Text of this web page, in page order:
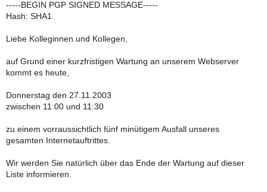
-----BEGIN PGP SIGNED MESSAGE-----
Hash: SHA1
Liebe Kolleginnen und Kollegen,
auf Grund einer kurzfristigen Wartung an unserem Webserver
kommt es heute,
Donnerstag den 27.11.2003
zwischen 11:00 und 11:30
zu einem vorraussichtlich fünf minütigem Ausfall unseres
gesamten Internetauftrittes.
Wir werden Sie natürlich über das Ende der Wartung auf dieser
Liste informieren.